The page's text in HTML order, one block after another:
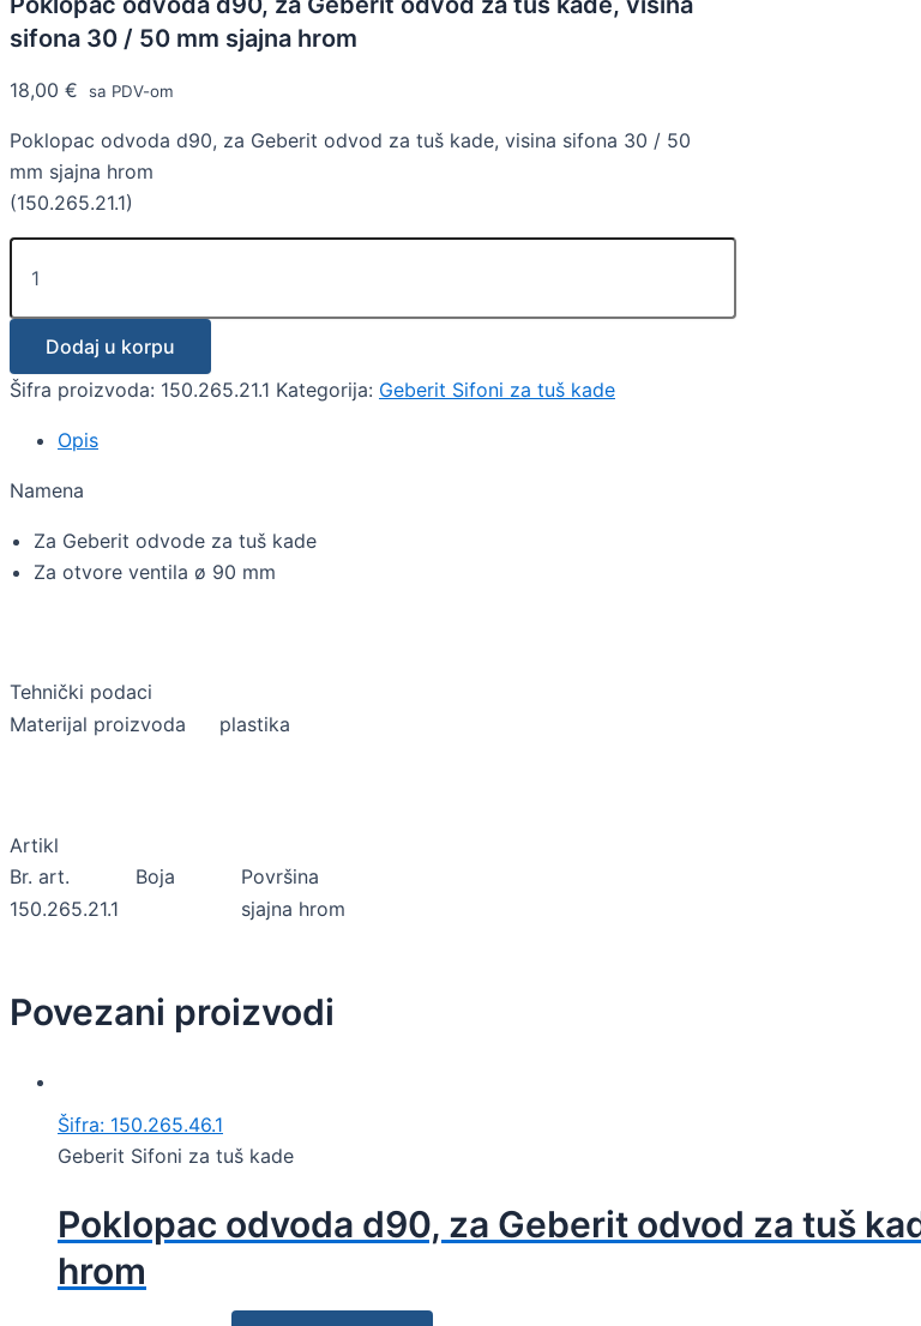
sifona 30 / 50 mm sjajna hrom
18,00 € sa PDV-om
Poklopac odvoda d90, za Geberit odvod za tuš kade, visina sifona 30 / 50
mm sjajna hrom
(150.265.21.1)
Dodaj u korpu
Šifra proizvoda: 150.265.21.1 Kategorija: Geberit Sifoni za tuš kade
Opis
Namena
Za Geberit odvode za tuš kade
Za otvore ventila ø 90 mm
Tehnički podaci
Materijal proizvoda
plastika
Artikl
Br. art.
Boja
Površina
150.265.21.1
sjajna hrom
Povezani proizvodi
Šifra: 150.265.46.1
Geberit Sifoni za tuš kade
Poklopac odvoda d90, za Geberit odvod za tuš
hrom